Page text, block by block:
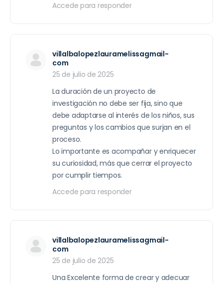
Accede para responder
villalbalopezlauramelissagmail-
com
25 de julio de 2025
La duración de un proyecto de
investigación no debe ser fija, sino que
debe adaptarse al interés de los niños, sus
preguntas y los cambios que surjan en el
proceso.
Lo importante es acompañar y enriquecer
su curiosidad, más que cerrar el proyecto
por cumplir tiempos.
Accede para responder
villalbalopezlauramelissagmail-
com
25 de julio de 2025
Una Excelente forma de crear y adecuar